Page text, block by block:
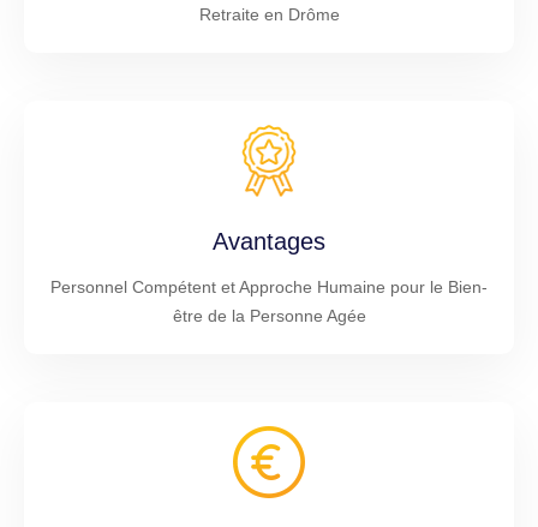
Retraite en Drôme
Avantages
Personnel Compétent et Approche Humaine pour le Bien-
être de la Personne Agée